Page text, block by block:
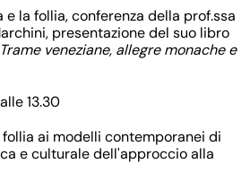
e la follia, conferenza della prof.ssa
presentazione del suo libro
veneziane, allegre monache e
13.30
ai modelli contemporanei di
e culturale dell'approccio alla